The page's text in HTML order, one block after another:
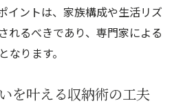
イントは、家族構成や生活リズ
れるべきであり、専門家による
なります。
を叶える収納術の工夫